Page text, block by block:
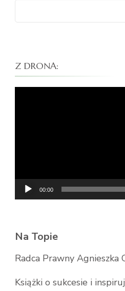
Z DRONA:
00:00
Na Topie
Radca Prawny Agnieszka
Książki o sukcesie i